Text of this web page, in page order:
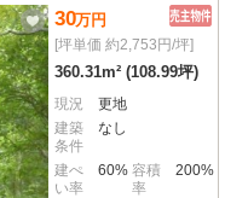
30万円
[坪単価 約2,753円/坪]
360.31m² (108.99坪)
現況
更地
建築
条件
なし
建ぺ
い率
60% 容積
率
200%